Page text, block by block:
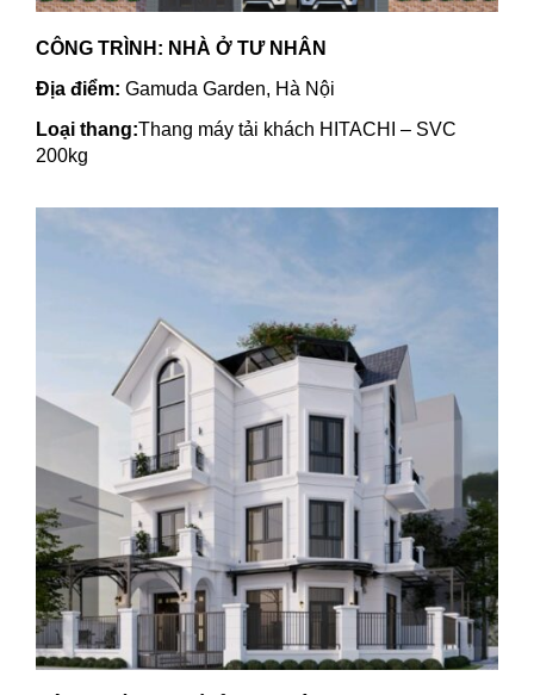
CÔNG TRÌNH: NHÀ Ở TƯ NHÂN
Địa điểm: Gamuda Garden, Hà Nội
Loại thang:Thang máy tải khách HITACHI – SVC
200kg